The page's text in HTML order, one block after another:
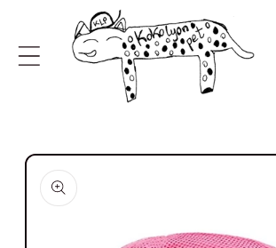
directamente
al contenido
directamente
información
del producto